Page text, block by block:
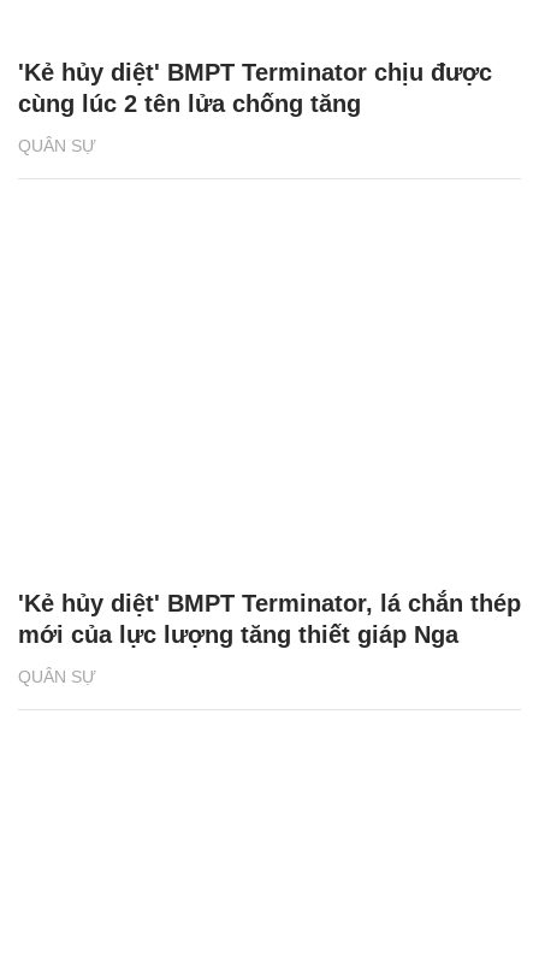
QUÂN SỰ
'Kẻ hủy diệt' BMPT Terminator chịu được
cùng lúc 2 tên lửa chống tăng
QUÂN SỰ
'Kẻ hủy diệt' BMPT Terminator, lá chắn thép
mới của lực lượng tăng thiết giáp Nga